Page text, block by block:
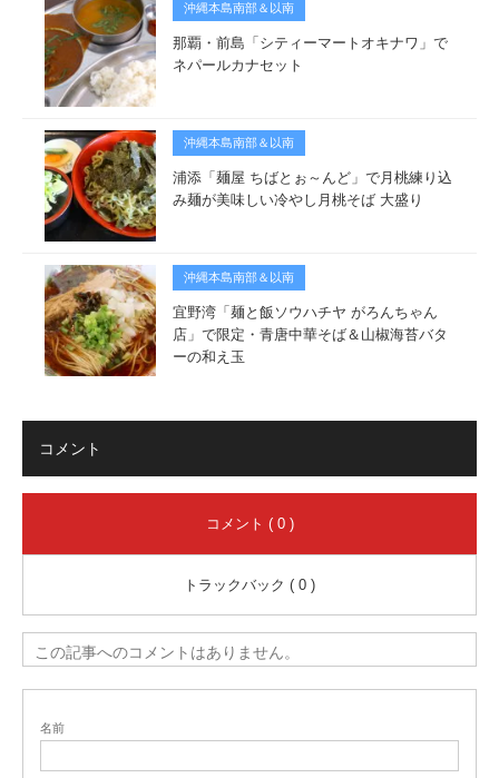
沖縄本島南部＆以南
那覇・前島「シティーマートオキナワ」で
ネパールカナセット
沖縄本島南部＆以南
浦添「麺屋 ちばとぉ～んど」で月桃練り込
み麺が美味しい冷やし月桃そば 大盛り
沖縄本島南部＆以南
宜野湾「麺と飯ソウハチヤ がろんちゃん
店」で限定・青唐中華そば＆山椒海苔バタ
ーの和え玉
コメント
コメント ( 0 )
トラックバック ( 0 )
この記事へのコメントはありません。
名前